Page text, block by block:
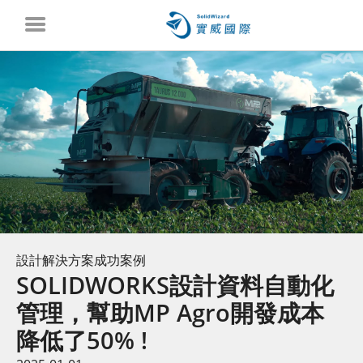
設計解決方案成功案例
SOLIDWORKS設計資料自動化
管理，幫助MP Agro開發成本
降低了50% !